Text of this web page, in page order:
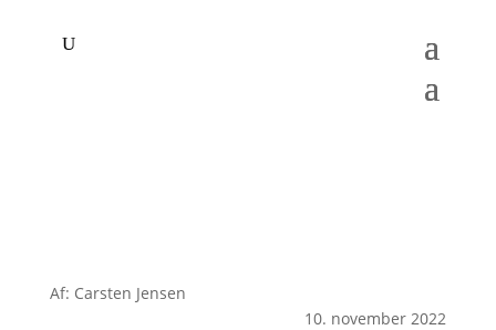
Af: Carsten Jensen
10. november 2022